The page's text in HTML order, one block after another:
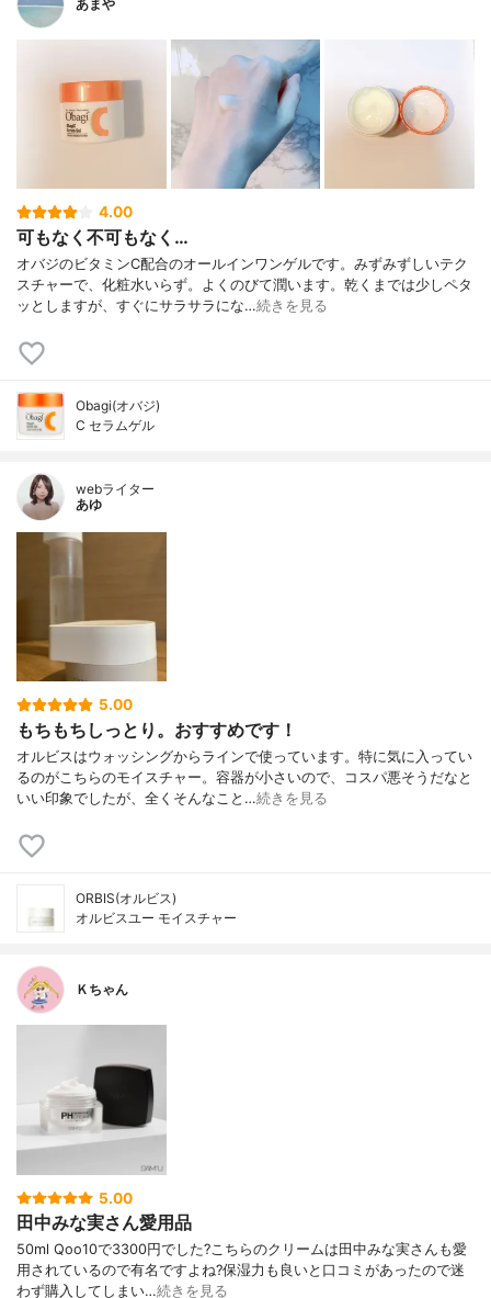
あまや
4.00
可もなく不可もなく…
オバジのビタミンC配合のオールインワンゲルです。みずみずしいテク
スチャーで、化粧水いらず。よくのびて潤います。乾くまでは少しペタ
ッとしますが、すぐにサラサラにな…続きを見る
Obagi(オバジ)
C セラムゲル
webライター
あゆ
5.00
もちもちしっとり。おすすめです！
オルビスはウォッシングからラインで使っています。特に気に入ってい
るのがこちらのモイスチャー。容器が小さいので、コスパ悪そうだなと
いい印象でしたが、全くそんなこと…続きを見る
ORBIS(オルビス)
オルビスユー モイスチャー
Ｋちゃん
5.00
田中みな実さん愛用品
50ml Qoo10で3300円でした?こちらのクリームは田中みな実さんも愛
用されているので有名ですよね?保湿力も良いと口コミがあったので迷
わず購入してしまい…続きを見る